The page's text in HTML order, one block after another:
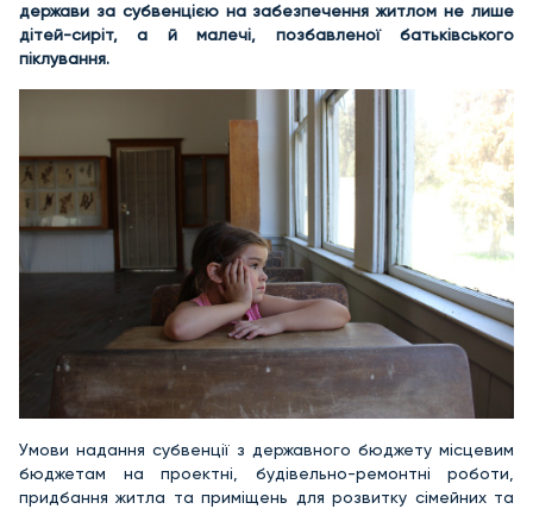
держави за субвенцією на забезпечення житлом не лише
дітей-сиріт, а й малечі, позбавленої батьківського
піклування.
Умови надання субвенції з державного бюджету місцевим
бюджетам на проектні, будівельно-ремонтні роботи,
придбання житла та приміщень для розвитку сімейних та